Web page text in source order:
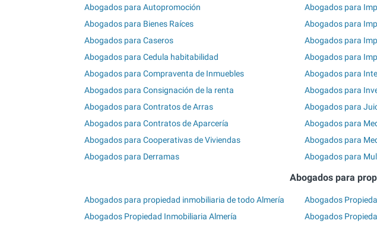
Abogados para Autopromoción
Abogados para Bienes Raíces
Abogados para Caseros
Abogados para Cedula habitabilidad
Abogados para Compraventa de Inmuebles
Abogados para Consignación de la renta
Abogados para Contratos de Arras
Abogados para Contratos de Aparcería
Abogados para Cooperativas de Viviendas
Abogados para Derramas
Abogados para
Abogados para
Abogados para
Abogados para
Abogados para
Abogados para
Abogados para
Abogados para
Abogados para
Abogados para
Abogados para
Abogados para propiedad inmobiliaria de todo Almería
Abogados Propiedad Inmobiliaria Almería
Abogados
Abogados